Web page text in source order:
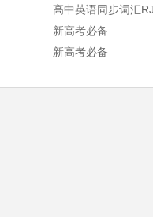
高中英语同步词汇
新高考必备
新高考必备